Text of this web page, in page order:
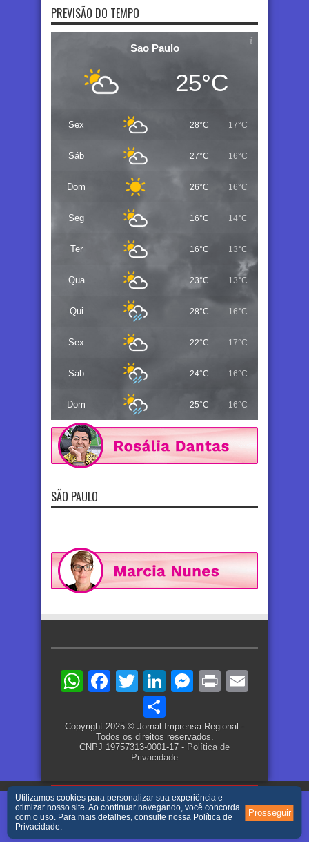
PREVISÃO DO TEMPO
Sao Paulo
25°C
Sex 28°C 17°C
Sáb 27°C 16°C
Dom 26°C 16°C
Seg 16°C 14°C
Ter 16°C 13°C
Qua 23°C 13°C
Qui 28°C 16°C
Sex 22°C 17°C
Sáb 24°C 16°C
Dom 25°C 16°C
SÃO PAULO
WhatsApp
Facebook
TwitterLinkedIn
Messenger
Print
Copyright 2025 © Jornal Imprensa Regional -
Todos os direitos reservados.
CNPJ 19757313-0001-17 - Política de
Privacidade
Utilizamos cookies para personalizar sua experiência e
otimizar nosso site. Ao continuar navegando, você concorda
com o uso. Para mais detalhes, consulte nossa Política de
Privacidade.
Prosseguir